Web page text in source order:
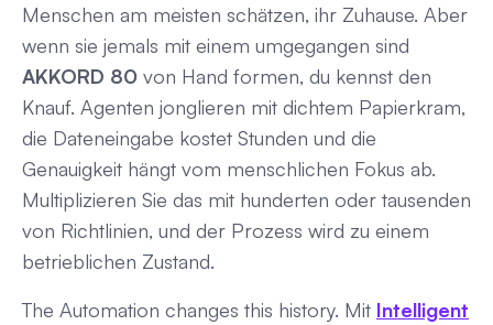
Menschen am meisten schätzen, ihr Zuhause. Aber
wenn sie jemals mit einem umgegangen sind
AKKORD 80 von Hand formen, du kennst den
Knauf. Agenten jonglieren mit dichtem Papierkram,
die Dateneingabe kostet Stunden und die
Genauigkeit hängt vom menschlichen Fokus ab.
Multiplizieren Sie das mit hunderten oder tausenden
von Richtlinien, und der Prozess wird zu einem
betrieblichen Zustand.
The Automation changes this history. Mit Intelligent